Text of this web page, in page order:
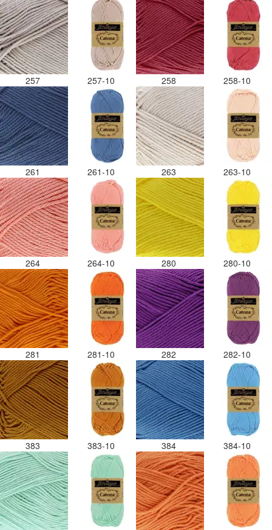
257 257-10 258 258-10
261 261-10 263 263-10
264 264-10 280 280-10
281 281-10 282 282-10
383 383-10 384 384-10